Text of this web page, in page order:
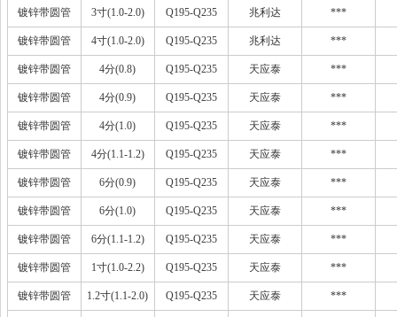
镀锌带圆管 3寸(1.0-2.0) Q195-Q235 兆利达 ***
镀锌带圆管 4寸(1.0-2.0) Q195-Q235 兆利达 ***
镀锌带圆管 4分(0.8) Q195-Q235 天应泰 ***
镀锌带圆管 4分(0.9) Q195-Q235 天应泰 ***
镀锌带圆管 4分(1.0) Q195-Q235 天应泰 ***
镀锌带圆管 4分(1.1-1.2) Q195-Q235 天应泰 ***
镀锌带圆管 6分(0.9) Q195-Q235 天应泰 ***
镀锌带圆管 6分(1.0) Q195-Q235 天应泰 ***
镀锌带圆管 6分(1.1-1.2) Q195-Q235 天应泰 ***
镀锌带圆管 1寸(1.0-2.2) Q195-Q235 天应泰 ***
镀锌带圆管 1.2寸(1.1-2.0) Q195-Q235 天应泰 ***